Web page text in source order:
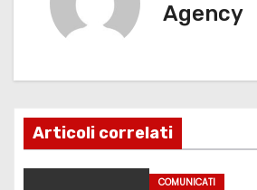
z
o
Agency
Articoli correlati
COMUNICATI